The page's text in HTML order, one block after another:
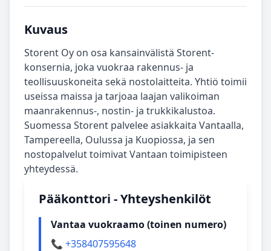
Kuvaus
Storent Oy on osa kansainvälistä Storent-
konsernia, joka vuokraa rakennus- ja
teollisuuskoneita sekä nostolaitteita. Yhtiö toimii
useissa maissa ja tarjoaa laajan valikoiman
maanrakennus-, nostin- ja trukkikalustoa.
Suomessa Storent palvelee asiakkaita Vantaalla,
Tampereella, Oulussa ja Kuopiossa, ja sen
nostopalvelut toimivat Vantaan toimipisteen
yhteydessä.
Pääkonttori - Yhteyshenkilöt
Vantaa vuokraamo (toinen numero)
📞 +358407595648